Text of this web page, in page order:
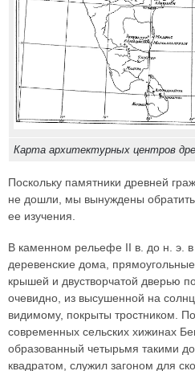
Карта архитектурных центров
Поскольку памятники древней
не дошли, мы вынуждены
ее изучения.
В каменном рельефе II в. до н. э.
деревенские дома,
крышей и двустворчатой дверью
очевидно, из высушенной на
видимому, покрыты тростником.
современных сельских хижинах
образованный четырьмя такими
квадратом, служил загоном для